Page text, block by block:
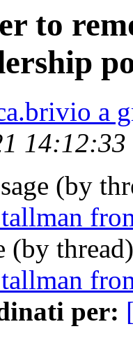
to
a
14:12:33
(by
(by
per: